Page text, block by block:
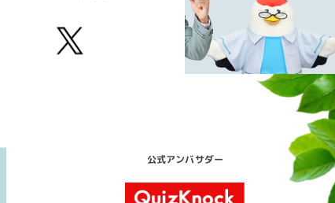
公式アンバサダー